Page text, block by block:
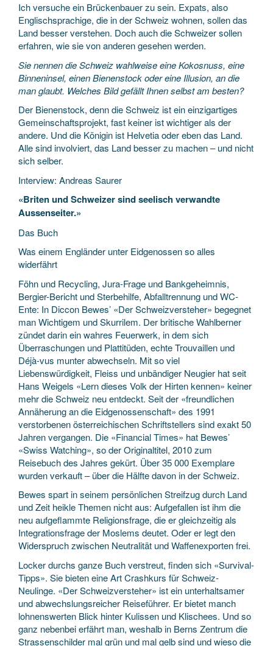
Ich versuche ein Brückenbauer zu sein. Expats, also
Englischsprachige, die in der Schweiz wohnen, sollen das
Land besser verstehen. Doch auch die Schweizer sollen
erfahren, wie sie von anderen gesehen werden.
Sie nennen die Schweiz wahlweise eine Kokosnuss, eine
Binneninsel, einen Bienenstock oder eine Illusion, an die
man glaubt. Welches Bild gefällt Ihnen selbst am besten?
Der Bienenstock, denn die Schweiz ist ein einzigartiges
Gemeinschaftsprojekt, fast keiner ist wichtiger als der
andere. Und die Königin ist Helvetia oder eben das Land.
Alle sind involviert, das Land besser zu machen – und nicht
sich selber.
Interview: Andreas Saurer
«Briten und Schweizer sind seelisch verwandte
Aussenseiter.»
Das Buch
Was einem Engländer unter Eidgenossen so alles
widerfährt
Föhn und Recycling, Jura-Frage und Bankgeheimnis,
Bergier-Bericht und Sterbehilfe, Abfalltrennung und WC-
Ente: In Diccon Bewes’ «Der Schweizversteher» begegnet
man Wichtigem und Skurrilem. Der britische Wahlberner
zündet darin ein wahres Feuerwerk, in dem sich
Überraschungen und Plattitüden, echte Trouvaillen und
Déjà-vus munter abwechseln. Mit so viel
Liebenswürdigkeit, Fleiss und unbändiger Neugier hat seit
Hans Weigels «Lern dieses Volk der Hirten kennen» keiner
mehr die Schweiz neu entdeckt. Seit der «freundlichen
Annäherung an die Eidgenossenschaft» des 1991
verstorbenen österreichischen Schriftstellers sind exakt 50
Jahren vergangen. Die «Financial Times» hat Bewes’
«Swiss Watching», so der Originaltitel, 2010 zum
Reisebuch des Jahres gekürt. Über 35 000 Exemplare
wurden verkauft – über die Hälfte davon in der Schweiz.
Bewes spart in seinem persönlichen Streifzug durch Land
und Zeit heikle Themen nicht aus: Aufgefallen ist ihm die
neu aufgeflammte Religionsfrage, die er gleichzeitig als
Integrationsfrage der Moslems deutet. Oder er legt den
Widerspruch zwischen Neutralität und Waffenexporten frei.
Locker durchs ganze Buch verstreut, finden sich «Survival-
Tipps». Sie bieten eine Art Crashkurs für Schweiz-
Neulinge. «Der Schweizversteher» ist ein unterhaltsamer
und abwechslungsreicher Reiseführer. Er bietet manch
lohnenswerten Blick hinter Kulissen und Klischees. Und so
ganz nebenbei erfährt man, weshalb in Berns Zentrum die
Strassenschilder mal grün und mal gelb sind und wieso die